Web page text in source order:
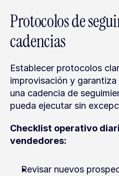
Protocolos de
cadencias
Establecer protocolos
improvisación y
una cadencia de
pueda ejecutar sin
Checklist operativo
vendedores:
Revisar nuevos